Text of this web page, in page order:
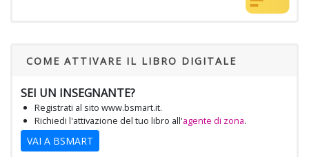
COME ATTIVARE IL LIBRO DIGITALE
SEI UN INSEGNANTE?
Registrati al sito www.bsmart.it.
Richiedi l'attivazione del tuo libro all'agente di zona.
VAI A BSMART